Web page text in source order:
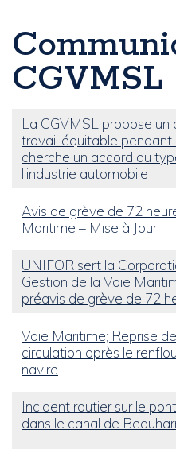
CGVMSL
La CGVMSL propose un
travail équitable pendant
cherche un accord du
l’industrie automobile
Avis de grève de 72
Maritime – Mise à Jour
UNIFOR sert la
Gestion de la Voie
préavis de grève de 72
Voie Maritime; Reprise
circulation après le
navire
Incident routier sur le
dans le canal de